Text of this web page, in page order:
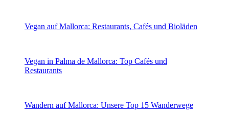
Vegan auf Mallorca: Restaurants, Cafés und Bioläden
Vegan in Palma de Mallorca: Top Cafés und
Restaurants
Wandern auf Mallorca: Unsere Top 15 Wanderwege